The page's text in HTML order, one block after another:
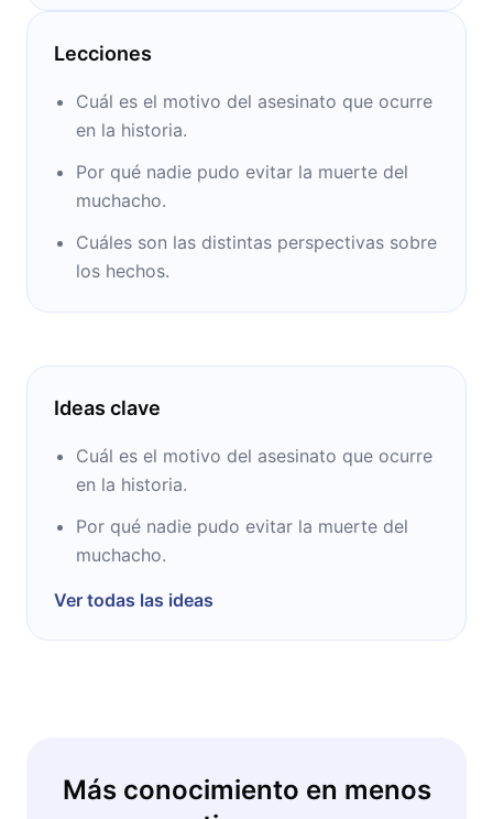
1982, recibió el Premio Nobel de Literatura.
Falleció en México en 2014.
Lecciones
Cuál es el motivo del asesinato que ocurre
en la historia.
Por qué nadie pudo evitar la muerte del
muchacho.
Cuáles son las distintas perspectivas sobre
los hechos.
Ideas clave
Cuál es el motivo del asesinato que ocurre
en la historia.
Por qué nadie pudo evitar la muerte del
muchacho.
Ver todas las ideas
Más conocimiento en menos